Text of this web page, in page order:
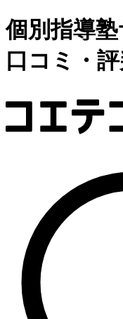
個別指導
口コミ・